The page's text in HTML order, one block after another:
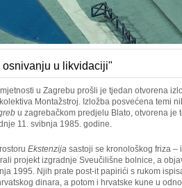
osnivanju u likvidaciji"
u Zagrebu prošli je tjedan otvorena
Montažstroj. Izložba posvećena temi
u zagrebačkom predjelu Blato, otvorena je
11. svibnja 1985. godine.
Ekstenzija sastoji se kronološkog friza –
projekt izgradnje Sveučilišne bolnice, a
1995. Njih prate post-it papirići s rukom
dinara, a potom i hrvatske kune u